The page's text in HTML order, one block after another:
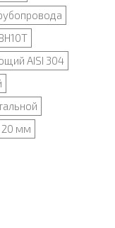
AISI 304
20 мм